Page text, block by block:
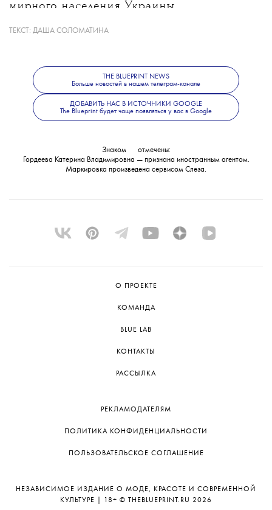
мирного населения Украины.
Какие именно материалы стали
не уточнило. В Следственном комитете
также сообщили, что решается вопрос
об объявлении журналистки
в международный розыск.
ТЕКСТ: ДАША СОЛОМАТИНА
THE BLUEPRINT NEWS
Больше новостей в нашем телеграм-канале
ДОБАВИТЬ НАС В ИСТОЧНИКИ GOOGLE
The Blueprint будет чаще появляться у вас в Google
Знаком
отмечены:
Гордеева Катерина Владимировна — признана иностранным агентом.
Маркировка произведена сервисом Слеза.
О ПРОЕКТЕ
КОМАНДА
BLUE LAB
КОНТАКТЫ
РАССЫЛКА
РЕКЛАМОДАТЕЛЯМ
ПОЛИТИКА КОНФИДЕНЦИАЛЬНОСТИ
ПОЛЬЗОВАТЕЛЬСКОЕ СОГЛАШЕНИЕ
НЕЗАВИСИМОЕ ИЗДАНИЕ О МОДЕ, КРАСОТЕ И СОВРЕМЕННОЙ
КУЛЬТУРЕ | 18+ © THEBLUEPRINT.RU 2026